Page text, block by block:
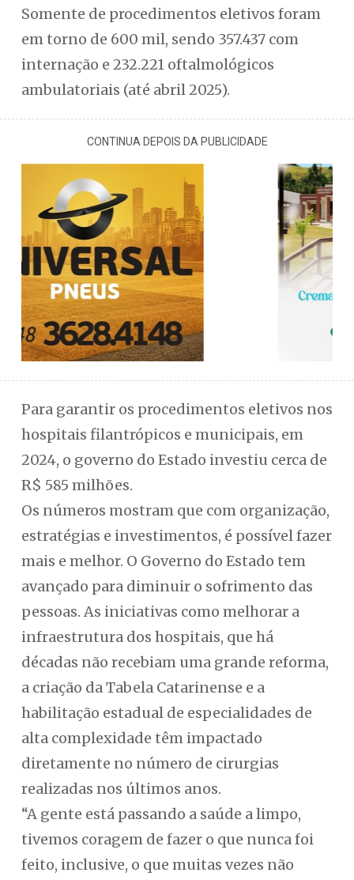
Somente de procedimentos eletivos foram
em torno de 600 mil, sendo 357.437 com
internação e 232.221 oftalmológicos
ambulatoriais (até abril 2025).
CONTINUA DEPOIS DA PUBLICIDADE
Para garantir os procedimentos eletivos nos
hospitais filantrópicos e municipais, em
2024, o governo do Estado investiu cerca de
R$ 585 milhões.
Os números mostram que com organização,
estratégias e investimentos, é possível fazer
mais e melhor. O Governo do Estado tem
avançado para diminuir o sofrimento das
pessoas. As iniciativas como melhorar a
infraestrutura dos hospitais, que há
décadas não recebiam uma grande reforma,
a criação da Tabela Catarinense e a
habilitação estadual de especialidades de
alta complexidade têm impactado
diretamente no número de cirurgias
realizadas nos últimos anos.
“A gente está passando a saúde a limpo,
tivemos coragem de fazer o que nunca foi
feito, inclusive, o que muitas vezes não